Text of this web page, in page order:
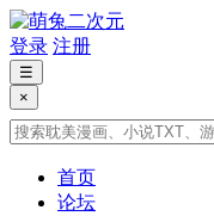
登录 注册
☰
×
首页
论坛